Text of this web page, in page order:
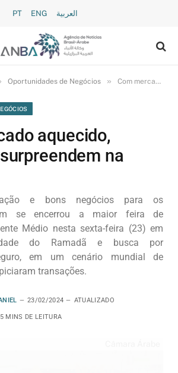
PT ENG العربية
Oportunidades de Negócios » Com mercado aquecido, negócios surpreendem na Gulfood
aquecido,
na
e bons negócios para os
se encerrou a maior feira de
Médio nesta sexta-feira (23) em
do Ramadã e busca por
em um cenário mundial de
transações.
23/02/2024 ATUALIZADO
5 MINS DE LEITURA